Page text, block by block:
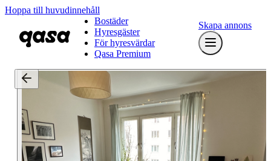
Hoppa till huvudinnehåll
Bostäder
Hyresgäster
För hyresvärdar
Qasa Premium
Skapa annons